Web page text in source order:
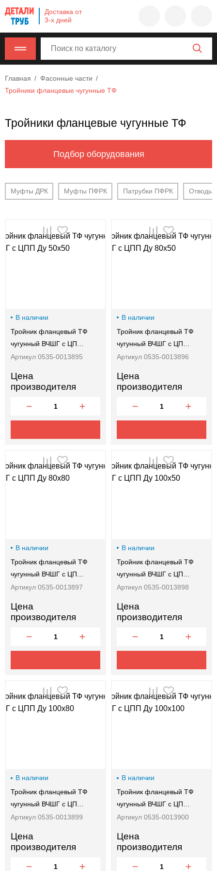
Доставка от
3-х дней
Главная
Фасонные части
Тройники фланцевые чугунные ТФ
Тройники фланцевые чугунные ТФ
Подбор оборудования
Муфты ДРК Муфты ПФРК Патрубки ПФРК Отводы
В наличии
Тройник фланцевый ТФ
чугунный ВЧШГ с ЦП…
Артикул 0535-0013895
Цена
производителя
В наличии
Тройник фланцевый ТФ
чугунный ВЧШГ с ЦП…
Артикул 0535-0013896
Цена
производителя
В наличии
Тройник фланцевый ТФ
чугунный ВЧШГ с ЦП…
Артикул 0535-0013897
Цена
производителя
В наличии
Тройник фланцевый ТФ
чугунный ВЧШГ с ЦП…
Артикул 0535-0013898
Цена
производителя
В наличии
Тройник фланцевый ТФ
чугунный ВЧШГ с ЦП…
Артикул 0535-0013899
Цена
производителя
В наличии
Тройник фланцевый ТФ
чугунный ВЧШГ с ЦП…
Артикул 0535-0013900
Цена
производителя
Company
name
620000,
Москва,
Калужская,
15,
800-
00